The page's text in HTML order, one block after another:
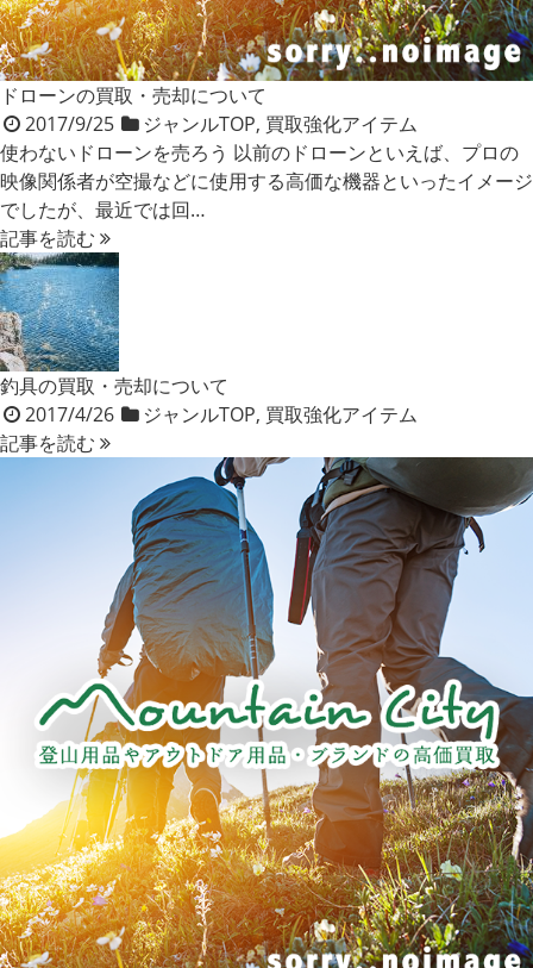
ドローンの買取・売却について
2017/9/25
ジャンルTOP, 買取強化アイテム
使わないドローンを売ろう 以前のドローンといえば、プロの
映像関係者が空撮などに使用する高価な機器といったイメージ
でしたが、最近では回…
記事を読む
釣具の買取・売却について
2017/4/26
ジャンルTOP, 買取強化アイテム
記事を読む